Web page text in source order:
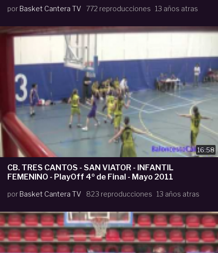
por Basket Cantera TV 772 reproducciones 13 años atras
16:58
CB. TRES CANTOS - SAN VIATOR - INFANTIL
FEMENINO - PlayOff 4º de Final - Mayo 2011
por Basket Cantera TV 823 reproducciones 13 años atras